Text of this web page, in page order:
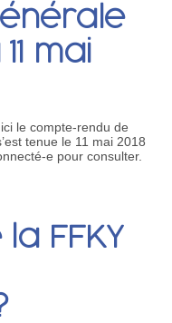
mai
le compte-rendu de
tenue le 11 mai 2018
e pour consulter.
FFKY